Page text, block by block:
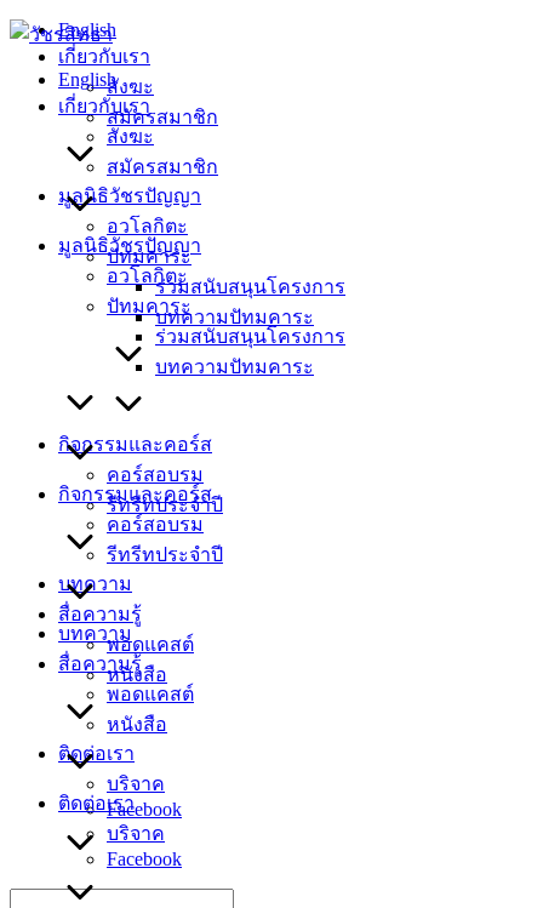
Skip
contentEnglish
เกี่ยวกับเรา
สังฆะ
สมัครสมาชิก
มูลนิธิวัชรปัญญา
อวโลกิตะ
ปัทมคาระ
ร่วมสนับสนุนโครงการ
บทความปัทมคาระ
กิจกรรมและคอร์ส
คอร์สอบรม
รีทรีทประจำปี
บทความ
สื่อความรู้
พอดแคสต์
หนังสือ
ติดต่อเรา
บริจาค
Facebook
English
เกี่ยวกับเรา
สังฆะ
สมัครสมาชิก
มูลนิธิวัชรปัญญา
อวโลกิตะ
ปัทมคาระ
ร่วมสนับสนุนโครงการ
บทความปัทมคาระ
กิจกรรมและคอร์ส
คอร์สอบรม
รีทรีทประจำปี
บทความ
สื่อความรู้
พอดแคสต์
หนังสือ
ติดต่อเรา
บริจาค
Facebook